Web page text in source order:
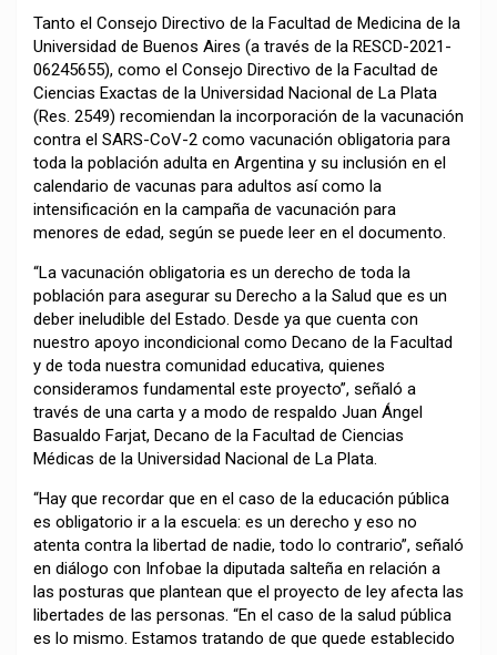
Tanto el Consejo Directivo de la Facultad de Medicina de la
Universidad de Buenos Aires (a través de la RESCD-2021-
06245655), como el Consejo Directivo de la Facultad de
Ciencias Exactas de la Universidad Nacional de La Plata
(Res. 2549) recomiendan la incorporación de la vacunación
contra el SARS-CoV-2 como vacunación obligatoria para
toda la población adulta en Argentina y su inclusión en el
calendario de vacunas para adultos así como la
intensificación en la campaña de vacunación para
menores de edad, según se puede leer en el documento.
“La vacunación obligatoria es un derecho de toda la
población para asegurar su Derecho a la Salud que es un
deber ineludible del Estado. Desde ya que cuenta con
nuestro apoyo incondicional como Decano de la Facultad
y de toda nuestra comunidad educativa, quienes
consideramos fundamental este proyecto”, señaló a
través de una carta y a modo de respaldo Juan Ángel
Basualdo Farjat, Decano de la Facultad de Ciencias
Médicas de la Universidad Nacional de La Plata.
“Hay que recordar que en el caso de la educación pública
es obligatorio ir a la escuela: es un derecho y eso no
atenta contra la libertad de nadie, todo lo contrario”, señaló
en diálogo con Infobae la diputada salteña en relación a
las posturas que plantean que el proyecto de ley afecta las
libertades de las personas. “En el caso de la salud pública
es lo mismo. Estamos tratando de que quede establecido